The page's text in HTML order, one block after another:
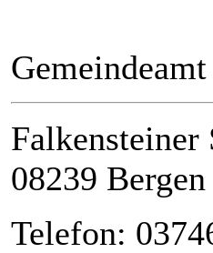
Falkensteiner
08239 Bergen
Telefon: